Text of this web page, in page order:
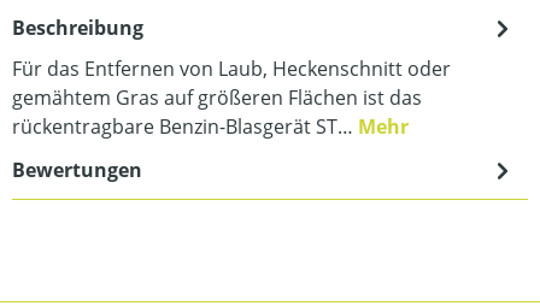
Beschreibung
Für das Entfernen von Laub, Heckenschnitt oder
gemähtem Gras auf größeren Flächen ist das
rückentragbare Benzin-Blasgerät ST… Mehr
Bewertungen